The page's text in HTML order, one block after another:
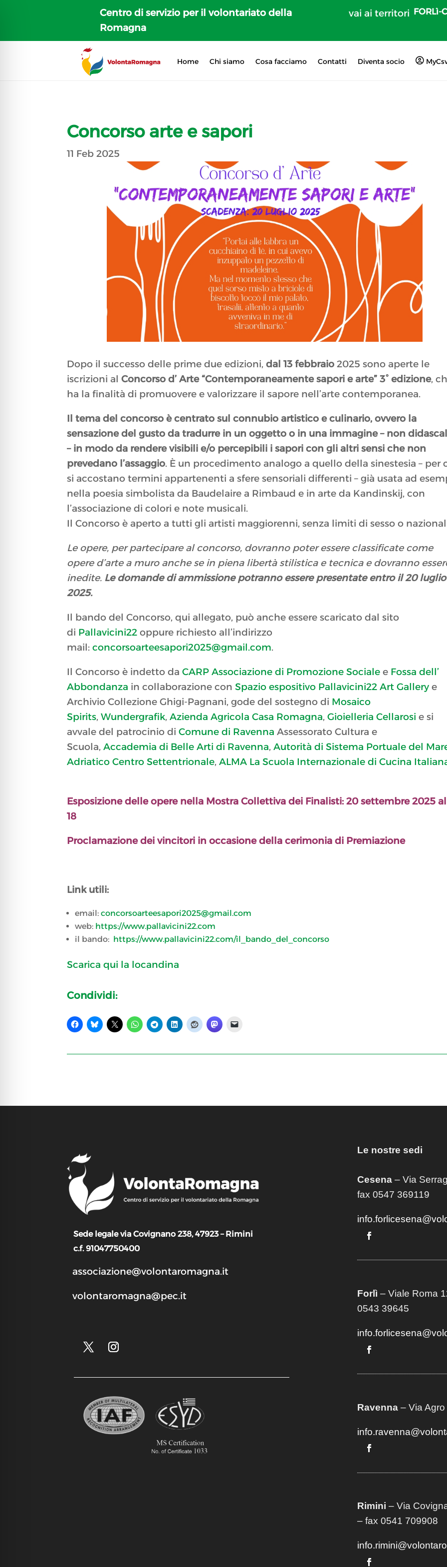
Centro di servizio per il volontariato della
Romagna
vai ai territori FORLì-
Home Chi siamo Cosa facciamo Contatti Diventa socio
Concorso arte e sapori
11 Feb 2025
Dopo il successo delle prime due edizioni,dal 13 febbraio 2025 sono aperte le
iscrizioni alConcorso d’ Arte “Contemporaneamente sapori e arte” 3° edizione,
ha la finalità di promuovere e valorizzare il sapore nell’arte contemporanea.
Il tema del concorso è centrato sul connubio artistico e culinario, ovvero la
sensazione del gusto da tradurre in un oggetto o in una immagine – non
– in modo da rendere visibili e/o percepibili i sapori con gli altri sensi che non
prevedano l’assaggio. È un procedimento analogo a quello della sinestesia – per
si accostano termini appartenenti a sfere sensoriali differenti – già usata ad
nella poesia simbolista da Baudelaire a Rimbaud e in arte da Kandinskij, con
l’associazione di colori e note musicali.
Il Concorso è aperto a tutti gli artisti maggiorenni, senza limiti di sesso o
Le opere, per partecipare al concorso, dovranno poter essere classificate come
opere d’arte a muro anche se in piena libertà stilistica e tecnica e dovranno
inedite. Le domande di ammissione potranno essere presentate entro il 20 luglio
2025.
Il bando del Concorso, qui allegato, può anche essere scaricato dal sito
di Pallavicini22 oppure richiesto all’indirizzo
mail:concorsoarteesapori2025@gmail.com.
Il Concorso è indetto daCARP Associazione di Promozione Sociale e Fossa dell’
Abbondanza in collaborazione conSpazio espositivo Pallavicini22 Art Gallery e
Archivio Collezione Ghigi-Pagnani, gode del sostegno di Mosaico
Spirits,Wundergrafik,Azienda Agricola Casa Romagna,Gioielleria Cellarosie si
avvale del patrocinio diComune di Ravenna Assessorato Cultura e
Scuola,Accademia di Belle Arti di Ravenna,Autorità di Sistema Portuale del
Adriatico Centro Settentrionale,ALMA La Scuola Internazionale di Cucina
Esposizione delle opere nella Mostra Collettiva dei Finalisti:20 settembre 2025
18
Proclamazione dei vincitori in occasione della cerimonia di Premiazione
Link utili:
email:concorsoarteesapori2025@gmail.com
web: https://www.pallavicini22.com
il bando: https://www.pallavicini22.com/il_bando_del_concorso
Scarica qui la locandina
Condividi:
Sede legale via Covignano 238, 47923 – Rimini
c.f. 91047750400
associazione@volontaromagna.it
volontaromagna@pec.it
Le nostre sedi
Cesena– Via
fax 0547 369119
Forlì – Viale Roma
0543 39645
Ravenna– Via Agro
Rimini – Via
– fax 0541 709908